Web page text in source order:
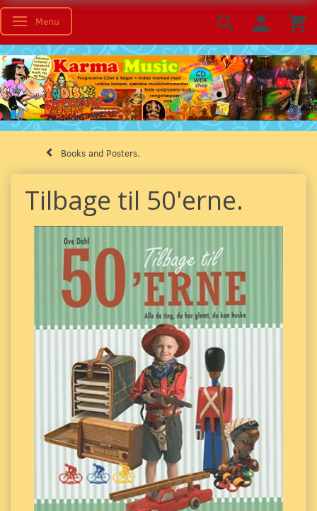
Toggle navigation
Menu
Books and Posters.
Tilbage til 50'erne.